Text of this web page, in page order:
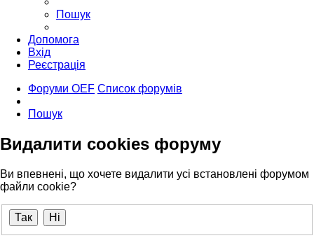
Пошук
Допомога
Вхід
Реєстрація
Форуми OEF Список форумів
Пошук
Видалити cookies форуму
Ви впевнені, що хочете видалити усі встановлені форумом
файли cookie?